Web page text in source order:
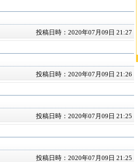
投稿日時：2020年07月09日 21:27
投稿日時：2020年07月09日 21:26
投稿日時：2020年07月09日 21:25
投稿日時：2020年07月09日 21:25